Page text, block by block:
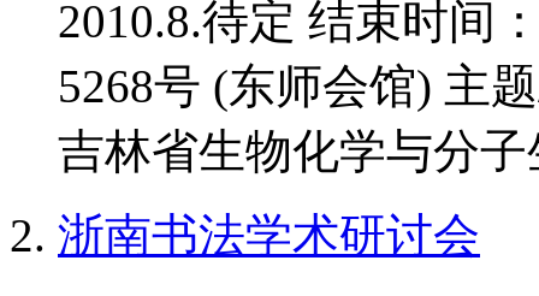
2010.8.待定 结束时间
5268号 (东师会馆) 主
吉林省生物化学与分
浙南书法学术研讨会